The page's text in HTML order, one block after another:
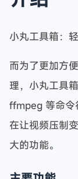
小丸工具箱：
而为了更加方
理，小丸工具
ffmpeg 等命令
在让视频压制
大的功能。